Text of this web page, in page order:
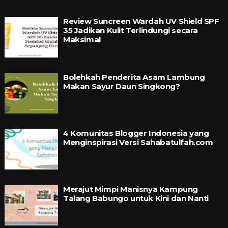
Review Suncreen Wardah UV Shield SPF
35 Jadikan Kulit Terlindungi secara
Maksimal
Bolehkah Penderita Asam Lambung
Makan Sayur Daun Singkong?
4 Komunitas Blogger Indonesia yang
Menginspirasi Versi Sahabatulfah.com
Merajut Mimpi Manisnya Kampung
Talang Babungo untuk Kini dan Nanti